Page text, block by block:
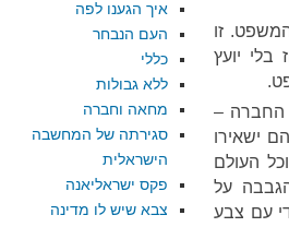
זו
יועץ
החברה –
ישאירו
העולם
על
עם צבע
איך הגענו לפה
העם הנבחר
כללי
ללא גבולות
מחאה וחברה
סגירתה של המחשבה
הישראלית
פקס ישראליאנה
צבא שיש לו מדינה